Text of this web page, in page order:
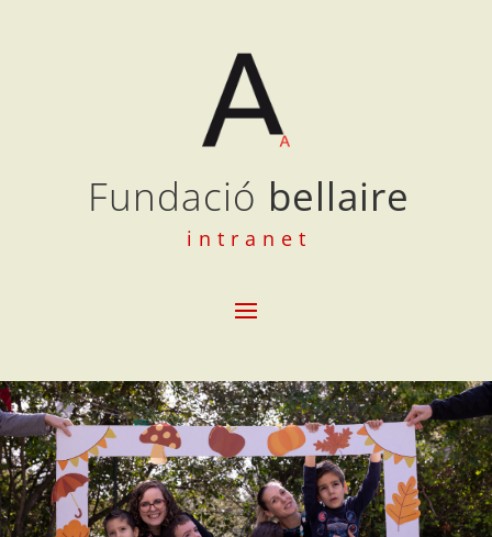
Fundació bellaire
intranet